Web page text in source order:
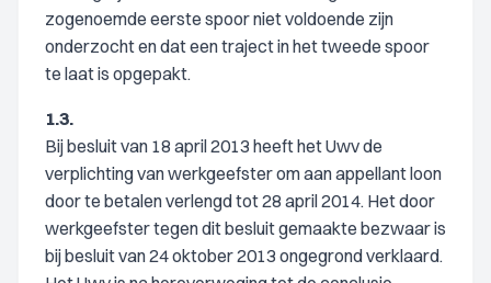
zogenoemde eerste spoor niet voldoende zijn
onderzocht en dat een traject in het tweede spoor
te laat is opgepakt.
1.3.
Bij besluit van 18 april 2013 heeft het Uwv de
verplichting van werkgeefster om aan appellant loon
door te betalen verlengd tot 28 april 2014. Het door
werkgeefster tegen dit besluit gemaakte bezwaar is
bij besluit van 24 oktober 2013 ongegrond verklaard.